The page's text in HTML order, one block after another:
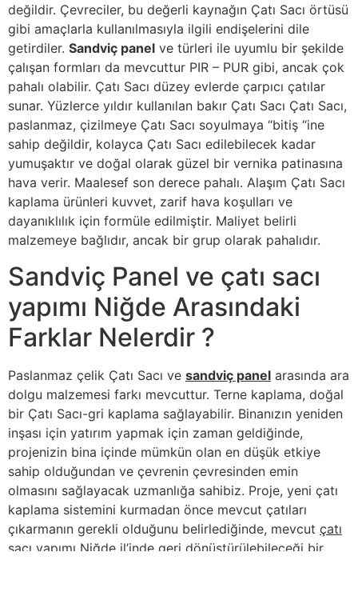
değildir. Çevreciler, bu değerli kaynağın Çatı Sacı örtüsü
gibi amaçlarla kullanılmasıyla ilgili endişelerini dile
getirdiler. Sandviç panel ve türleri ile uyumlu bir şekilde
çalışan formları da mevcuttur PIR – PUR gibi, ancak çok
pahalı olabilir. Çatı Sacı düzey evlerde çarpıcı çatılar
sunar. Yüzlerce yıldır kullanılan bakır Çatı Sacı Çatı Sacı,
paslanmaz, çizilmeye Çatı Sacı soyulmaya “bitiş “ine
sahip değildir, kolayca Çatı Sacı edilebilecek kadar
yumuşaktır ve doğal olarak güzel bir vernika patinasına
hava verir. Maalesef son derece pahalı. Alaşım Çatı Sacı
kaplama ürünleri kuvvet, zarif hava koşulları ve
dayanıklılık için formüle edilmiştir. Maliyet belirli
malzemeye bağlıdır, ancak bir grup olarak pahalıdır.
Sandviç Panel ve çatı sacı
yapımı Niğde Arasındaki
Farklar Nelerdir ?
Paslanmaz çelik Çatı Sacı ve sandviç panel arasında ara
dolgu malzemesi farkı mevcuttur. Terne kaplama, doğal
bir Çatı Sacı-gri kaplama sağlayabilir. Binanızın yeniden
inşası için yatırım yapmak için zaman geldiğinde,
projenizin bina içinde mümkün olan en düşük etkiye
sahip olduğundan ve çevrenin çevresinden emin
olmasını sağlayacak uzmanlığa sahibiz. Proje, yeni çatı
kaplama sistemini kurmadan önce mevcut çatıları
çıkarmanın gerekli olduğunu belirlediğinde, mevcut çatı
sacı yapımı Niğde il’inde geri dönüştürülebileceği bir